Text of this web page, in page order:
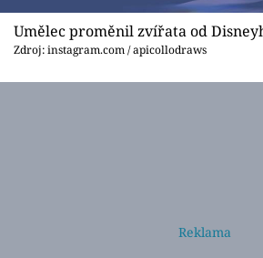
Umělec proměnil zvířata od
Zdroj: instagram.com / apicollodraws